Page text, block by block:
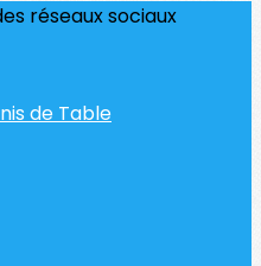
réseaux sociaux